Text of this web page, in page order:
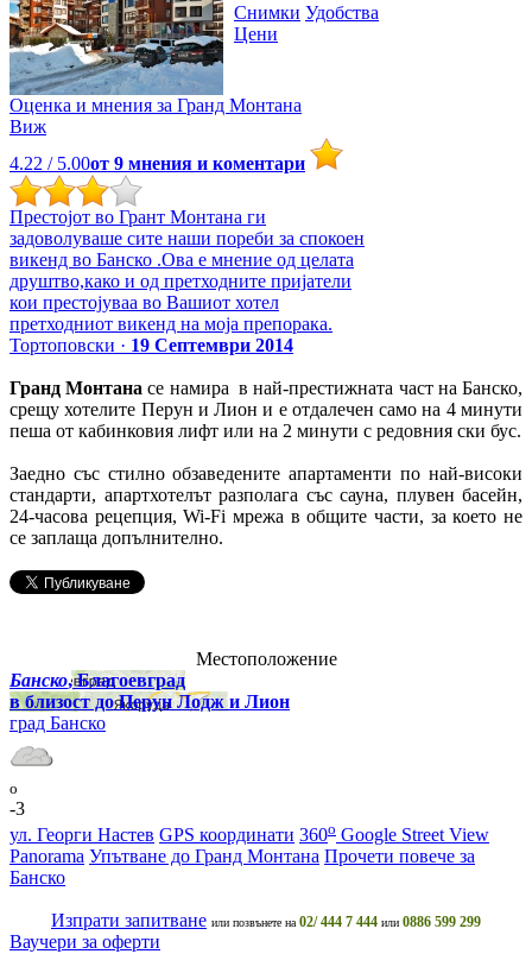
Снимки Удобства
Цени
Оценка и мнения за Гранд Монтана
Виж
4.22 / 5.00от 9 мнения и коментари
Престојот во Грант Монтана ги
задоволуваше сите наши пореби за спокоен
викенд во Банско .Ова е мнение од целата
друштво,како и од претходните пријатели
кои престојуваа во Вашиот хотел
претходниот викенд на моја препорака.
Тортоповски · 19 Септември 2014
Гранд Монтана се намира в най-престижната част на Банско,
срещу хотелите Перун и Лион и е отдалечен само на 4 минути
пеша от кабинковия лифт или на 2 минути с редовния ски бус.
Заедно със стилно обзаведените апартаменти по най-високи
стандарти, апартхотелът разполага със сауна, плувен басейн,
24-часова рецепция, Wi-Fi мрежа в общите части, за което не
се заплаща допълнително.
Местоположение
Банско, Благоевград
в близост до Перун Лодж и Лион
град Банско
o
-3
ул. Георги Настев GPS координати 360o Google Street View
Panorama Упътване до Гранд Монтана Прочети повече за
Банско
Изпрати запитване или позвънете на 02/ 444 7 444 или 0886 599 299
Ваучери за оферти